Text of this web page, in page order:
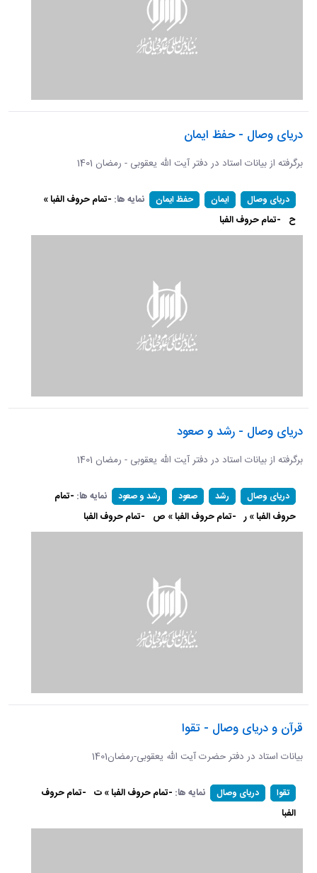
دریای وصال - حفظ ایمان
برگرفته از بیانات استاد در دفتر آیت الله یعقوبی - رمضان 1401
دریای وصال ایمان حفظ ایمان نمایه ها: -تمام حروف الفبا »
ح -تمام حروف الفبا
دریای وصال - رشد و صعود
برگرفته از بیانات استاد در دفتر آیت الله یعقوبی - رمضان 1401
دریای وصال رشد صعود رشد و صعود نمایه ها: -تمام
حروف الفبا » ر -تمام حروف الفبا » ص -تمام حروف الفبا
قرآن و دریای وصال - تقوا
بیانات استاد در دفتر حضرت آیت الله یعقوبی-رمضان1401
تقوا دریای وصال نمایه ها: -تمام حروف الفبا » ت -تمام حروف
الفبا